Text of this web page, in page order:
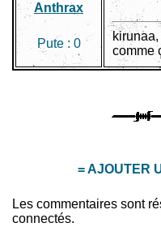
Anthrax
Pute : 0
comme
= AJOUTER
Les commentaires sont
connectés.